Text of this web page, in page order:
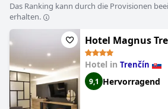
Das Ranking kann durch die Provisionen
erhalten.
Hotel Magnus
Hotel in Trenčín
9,1 Hervorragend